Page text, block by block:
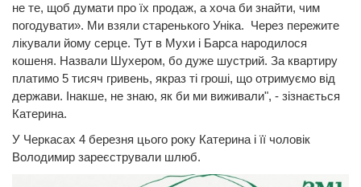
не те, щоб думати про їх продаж, а хоча би знайти, чим
погодувати». Ми взяли старенького Уніка. Через пережите
лікували йому серце. Тут в Мухи і Барса народилося
кошеня. Назвали Шухером, бо дуже шустрий. За квартиру
платимо 5 тисяч гривень, якраз ті гроші, що отримуємо від
держави. Інакше, не знаю, як би ми виживали", - зізнається
Катерина.
У Черкасах 4 березня цього року Катерина і її чоловік
Володимир зареєстрували шлюб.